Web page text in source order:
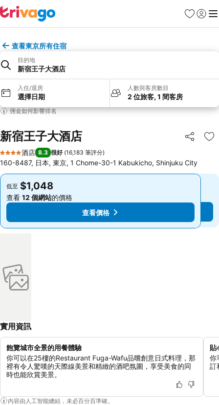
收藏夾
登入 選
查看東京所有住宿
目的地
新宿王子大酒店
入住/退房
選擇日期
人數與客房數目
2 位旅客, 1 間客房
佣金如何影響排名
新宿王子大酒店 分享
放
4 星級
酒店 8.3 很好 (16,183 筆評分)
160-8487, 日本, 東京, 1 Chome-30-1 Kabukicho, Shinjuku City
低至 $1,048
查看 12 個網站的價格
查看價格
低至 $1,048
查看 12 個網站的價格
查看價格
實用資訊
飽覽城市全景的用餐體驗
你可以在25樓的Restaurant Fuga-Wafu品嚐創意日式料理，那
裡有令人驚嘆的天際線美景和精緻的酒吧氛圍，享受美食的同
時也能欣賞美景。
貼
你
訂
內容由人工智能總結，未必百分百準確。